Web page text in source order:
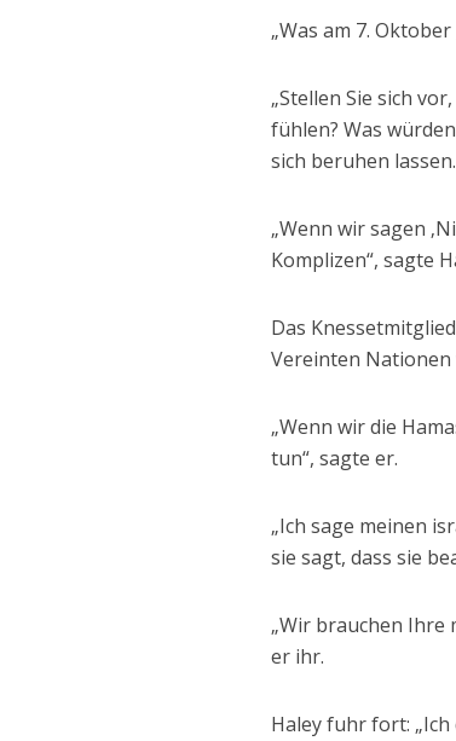
„Was am 7.
„Stellen Sie sich
fühlen? Was
sich beruhen lassen.
„Wenn wir sagen
Komplizen“, sagte
Das Knessetmitglied
Vereinten
„Wenn wir die
tun“, sagte er.
„Ich sage meinen
sie sagt, dass sie
„Wir brauchen Ihre
er ihr.
Haley fuhr fort: